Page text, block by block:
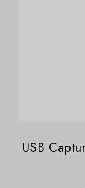
USB